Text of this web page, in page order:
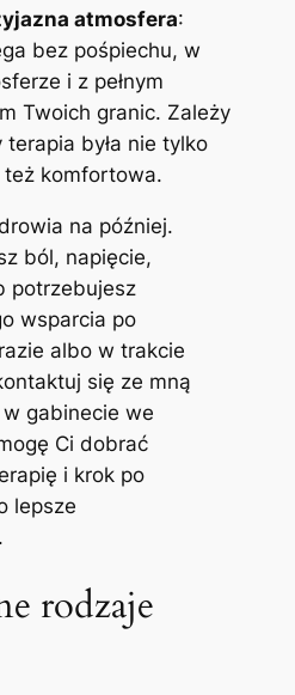
atmosfera:
bez pośpiechu, w
i z pełnym
Twoich granic. Zależy
była nie tylko
komfortowa.
na później.
ból, napięcie,
potrzebujesz
wsparcia po
albo w trakcie
się ze mną
gabinecie we
Ci dobrać
i krok po
lepsze
rodzaje